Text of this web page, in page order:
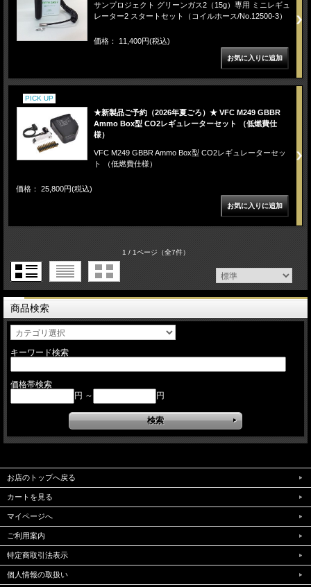
サンプロジェクト グリーンガス2（15g）専用 ミニレギュ
レーター2 スタートセット（コイルホース/No.12500-3）
価格： 11,400円(税込)
PICK UP
★新製品ご予約（2026年夏ごろ）★ VFC M249 GBBR
Ammo Box型 CO2レギュレーターセット （低燃費仕
様）
VFC M249 GBBR Ammo Box型 CO2レギュレーターセッ
ト （低燃費仕様）
価格： 25,800円(税込)
1 / 1ページ（全7件）
商品検索
キーワード検索
価格帯検索
円 ～
円
お店のトップへ戻る
カートを見る
マイページへ
ご利用案内
特定商取引法表示
個人情報の取扱い